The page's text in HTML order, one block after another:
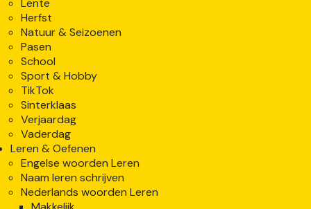
Lente
Herfst
Natuur & Seizoenen
Pasen
School
Sport & Hobby
TikTok
Sinterklaas
Verjaardag
Vaderdag
Leren & Oefenen
Engelse woorden Leren
Naam leren schrijven
Nederlands woorden Leren